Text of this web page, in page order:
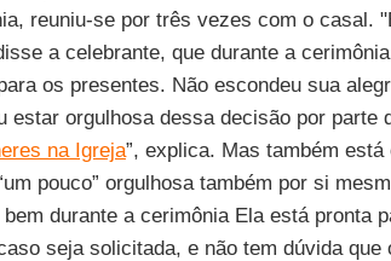
reuniu-se por três vezes com o casal.
a celebrante, que durante a
os presentes. Não escondeu sua
estar orgulhosa dessa decisão por parte
na Igreja”, explica. Mas também
pouco” orgulhosa também por si
durante a cerimônia Ela está pronta
seja solicitada, e não tem dúvida